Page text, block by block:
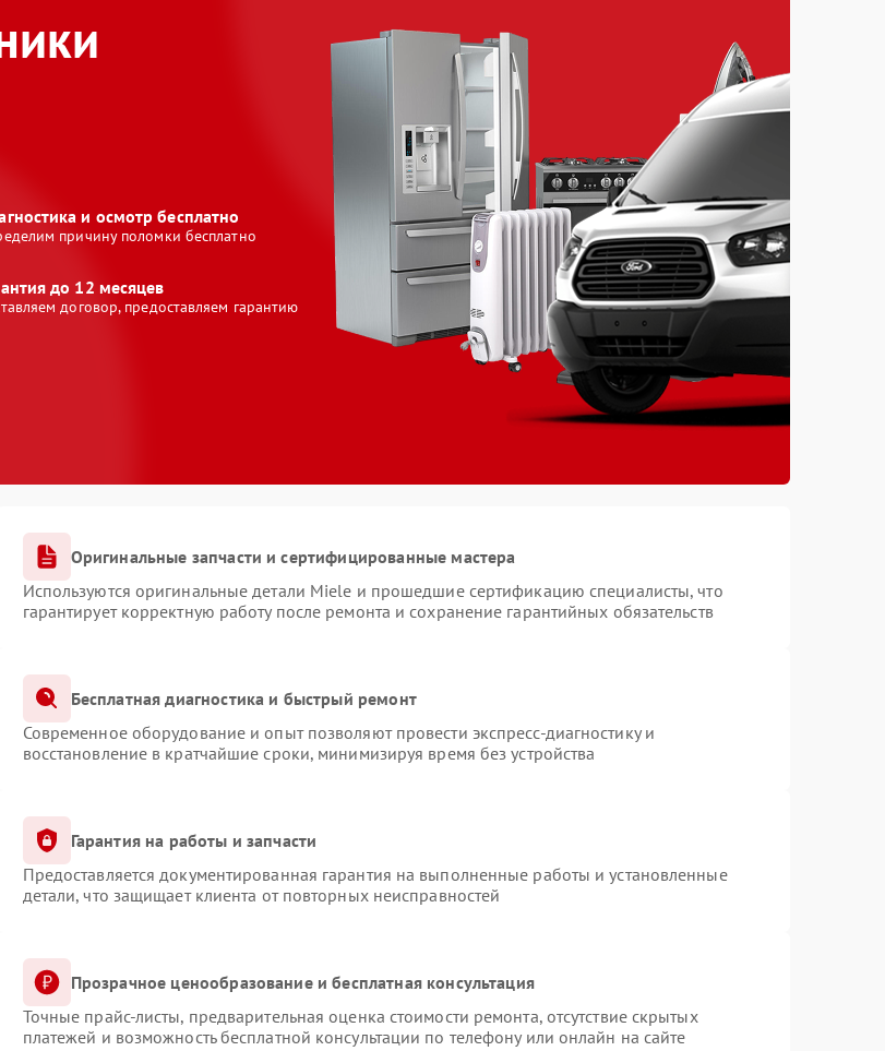
и осмотр бесплатно
причину поломки бесплатно
до 12 месяцев
договор, предоставляем гарантию
Оригинальные запчасти и сертифицированные мастера
Используются оригинальные детали Miele и прошедшие сертификацию специалисты, что
гарантирует корректную работу после ремонта и сохранение гарантийных обязательств
Бесплатная диагностика и быстрый ремонт
Современное оборудование и опыт позволяют провести экспресс-диагностику и
восстановление в кратчайшие сроки, минимизируя время без устройства
Гарантия на работы и запчасти
Предоставляется документированная гарантия на выполненные работы и установленные
детали, что защищает клиента от повторных неисправностей
Прозрачное ценообразование и бесплатная консультация
Точные прайс-листы, предварительная оценка стоимости ремонта, отсутствие скрытых
платежей и возможность бесплатной консультации по телефону или онлайн на сайте